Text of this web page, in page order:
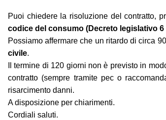
Puoi chiedere la risoluzione del contratto,
codice del consumo (Decreto legislativo 6
Possiamo affermare che un ritardo di circa
civile.
Il termine di 120 giorni non è previsto in
contratto (sempre tramite pec o
risarcimento danni.
A disposizione per chiarimenti.
Cordiali saluti.